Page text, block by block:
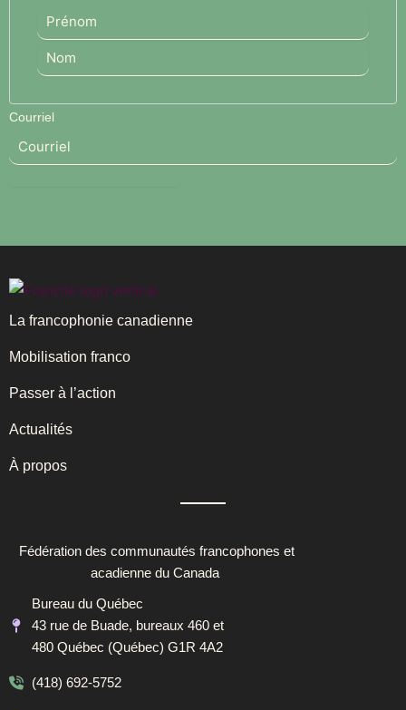
Courriel
La francophonie canadienne
Mobilisation franco
Passer à l’action
Actualités
À propos
Fédération des communautés francophones et
acadienne du Canada
Bureau du Québec
43 rue de Buade, bureaux 460 et
480 Québec (Québec) G1R 4A2
(418) 692-5752